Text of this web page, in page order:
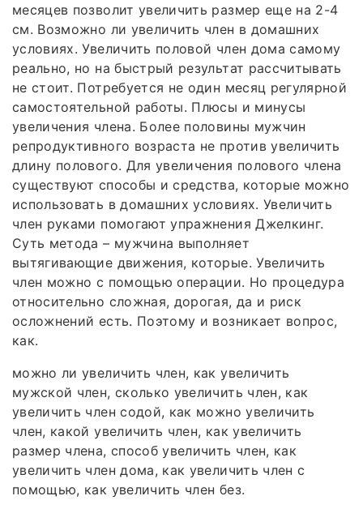
месяцев позволит увеличить размер еще на 2-4
см. Возможно ли увеличить член в домашних
условиях. Увеличить половой член дома самому
реально, но на быстрый результат рассчитывать
не стоит. Потребуется не один месяц регулярной
самостоятельной работы. Плюсы и минусы
увеличения члена. Более половины мужчин
репродуктивного возраста не против увеличить
длину полового. Для увеличения полового члена
существуют способы и средства, которые можно
использовать в домашних условиях. Увеличить
член руками помогают упражнения Джелкинг.
Суть метода – мужчина выполняет
вытягивающие движения, которые. Увеличить
член можно с помощью операции. Но процедура
относительно сложная, дорогая, да и риск
осложнений есть. Поэтому и возникает вопрос,
как.
можно ли увеличить член, как увеличить
мужской член, сколько увеличить член, как
увеличить член содой, как можно увеличить
член, какой увеличить член, как увеличить
размер члена, способ увеличить член, как
увеличить член дома, как увеличить член с
помощью, как увеличить член без.